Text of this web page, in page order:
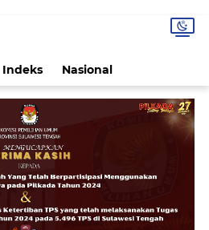
Indeks Nasional